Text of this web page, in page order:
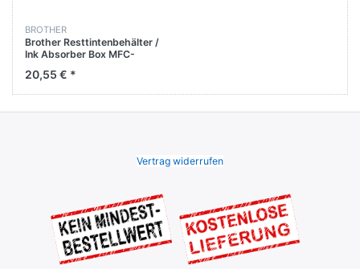
BROTHER
Brother Resttintenbehälter /
Ink Absorber Box MFC-
20,55 € *
Vertrag widerrufen